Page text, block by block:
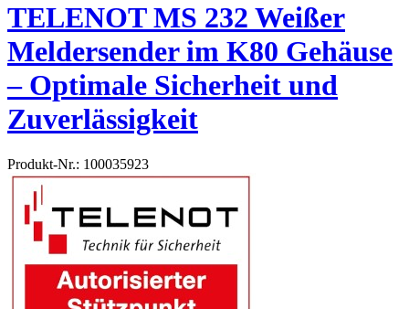
TELENOT MS 232 Weißer
Meldersender im K80 Gehäuse
– Optimale Sicherheit und
Zuverlässigkeit
Produkt-Nr.: 100035923